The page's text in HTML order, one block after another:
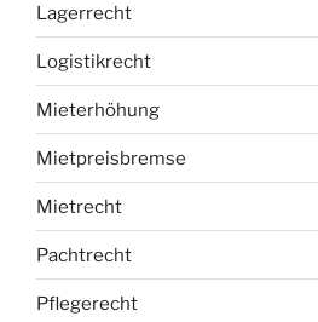
Lagerrecht
Logistikrecht
Mieterhöhung
Mietpreisbremse
Mietrecht
Pachtrecht
Pflegerecht